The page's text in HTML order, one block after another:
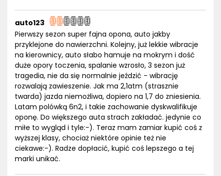
auto123
Pierwszy sezon super fajna opona, auto jakby
przyklejone do nawierzchni. Kolejny, już lekkie wibracje
na kierownicy, auto słabo hamuje na mokrym i dość
duże opory toczenia, spalanie wzrosło, 3 sezon już
tragedia, nie da się normalnie jeździć - wibrację
rozwalają zawieszenie. Jak ma 2,1atm (strasznie
twarda) jazda niemożliwa, dopiero na 1,7 do zniesienia.
Latam polówką 6n2, i takie zachowanie dyskwalifikuje
oponę. Do większego auta strach zakładać. jedynie co
miłe to wygląd i tyle:-). Teraz mam zamiar kupić coś z
wyższej klasy, chociaż niektóre opinie też nie
ciekawe:-). Radze dopłacić, kupić coś lepszego a tej
marki unikać.